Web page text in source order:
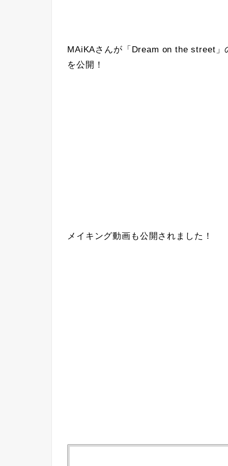
MAiKAさんが「Dream on the street」
を公開！
メイキング動画も公開されました！